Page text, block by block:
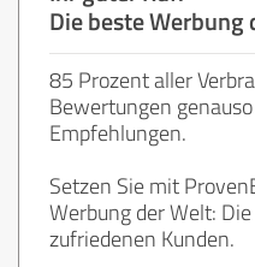
Die beste Werbung
85 Prozent aller
Bewertungen
Empfehlungen.
Setzen Sie mit
Werbung der Welt:
zufriedenen Kunden.